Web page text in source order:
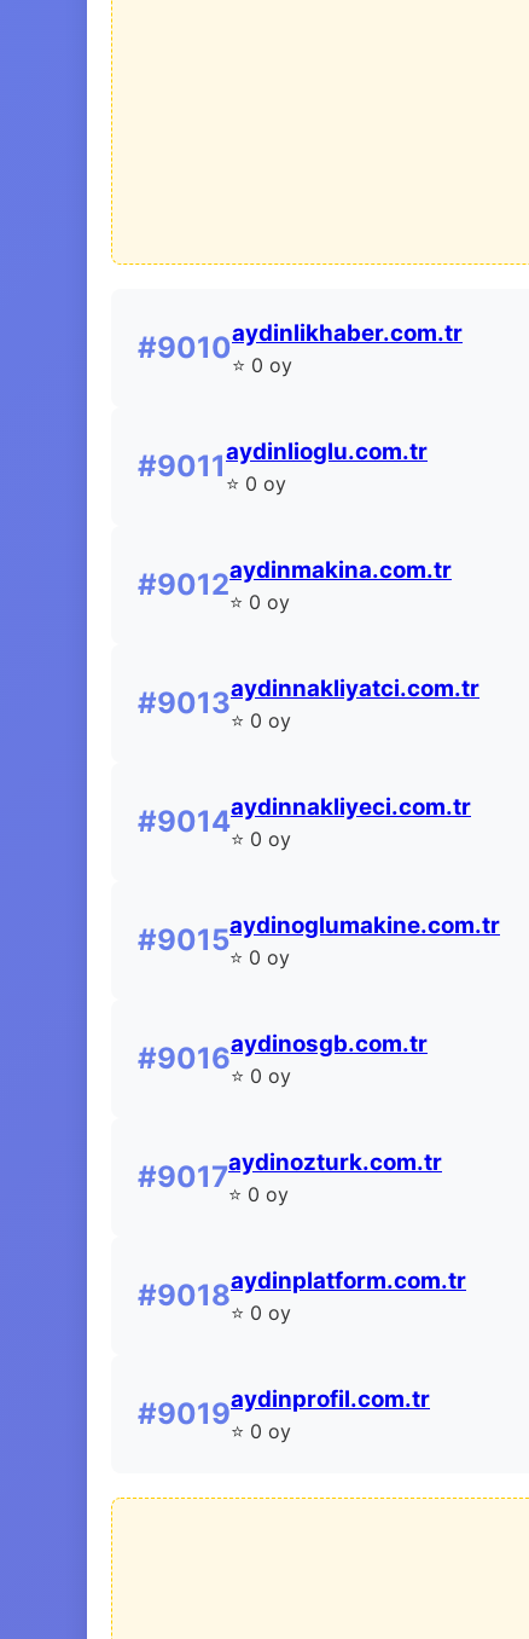
#9010aydinlikhaber.com.tr
⭐ 0 oy
#9011aydinlioglu.com.tr
⭐ 0 oy
#9012aydinmakina.com.tr
⭐ 0 oy
#9013aydinnakliyatci.com.tr
⭐ 0 oy
#9014aydinnakliyeci.com.tr
⭐ 0 oy
#9015aydinoglumakine.com.tr
⭐ 0 oy
#9016aydinosgb.com.tr
⭐ 0 oy
#9017aydinozturk.com.tr
⭐ 0 oy
#9018aydinplatform.com.tr
⭐ 0 oy
#9019aydinprofil.com.tr
⭐ 0 oy